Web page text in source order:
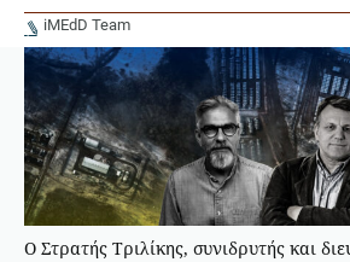
iMEdD Team
Ο Στρατής Τριλίκης, συνιδρυτής και